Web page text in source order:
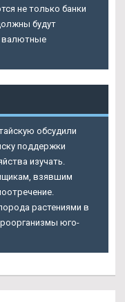
не только банки
будут
валютные
обсудили
поддержки
изучать.
взявшим
растениями в
юго-